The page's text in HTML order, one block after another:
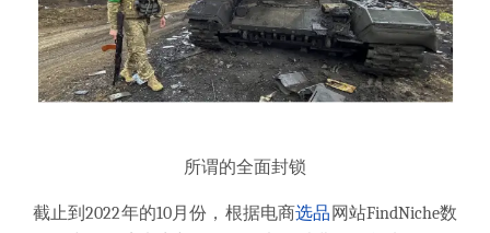
所谓的全面封锁
截止到2022年的10月份，根据电商选品 网站FindNiche数